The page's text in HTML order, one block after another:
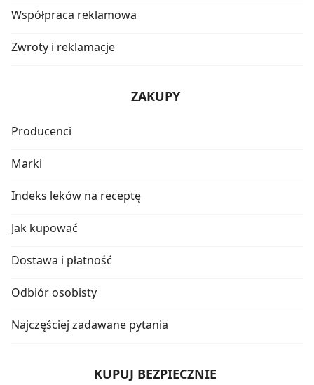
Współpraca reklamowa
Zwroty i reklamacje
ZAKUPY
Producenci
Marki
Indeks leków na receptę
Jak kupować
Dostawa i płatność
Odbiór osobisty
Najczęściej zadawane pytania
KUPUJ BEZPIECZNIE